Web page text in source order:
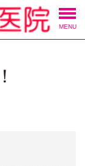
MENU